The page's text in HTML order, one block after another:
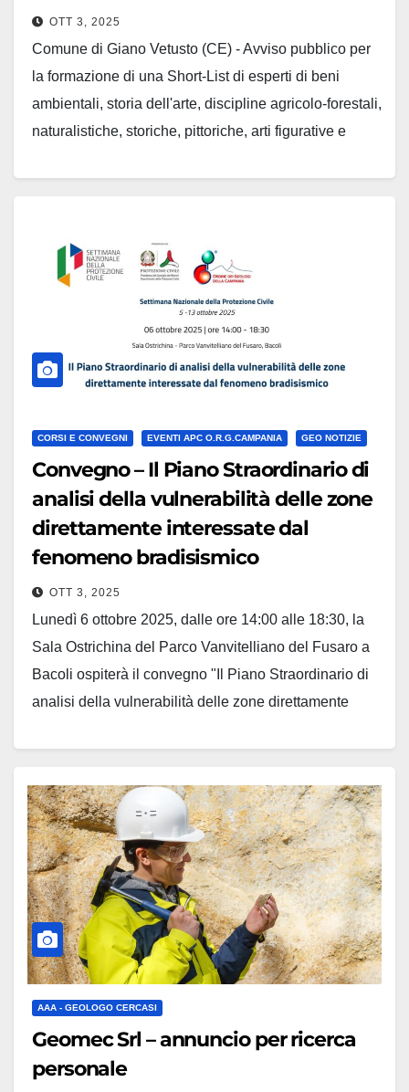
OTT 3, 2025
Comune di Giano Vetusto (CE) - Avviso pubblico per
la formazione di una Short-List di esperti di beni
ambientali, storia dell'arte, discipline agricolo-forestali,
naturalistiche, storiche, pittoriche, arti figurative e
CORSI E CONVEGNI EVENTI APC O.R.G.CAMPANIA GEO NOTIZIE
Convegno – Il Piano Straordinario di
analisi della vulnerabilità delle zone
direttamente interessate dal
fenomeno bradisismico
OTT 3, 2025
Lunedì 6 ottobre 2025, dalle ore 14:00 alle 18:30, la
Sala Ostrichina del Parco Vanvitelliano del Fusaro a
Bacoli ospiterà il convegno "Il Piano Straordinario di
analisi della vulnerabilità delle zone direttamente
della Protezione Civile (5-13 ottobre), farà il…
AAA - GEOLOGO CERCASI
Geomec Srl – annuncio per ricerca
personale